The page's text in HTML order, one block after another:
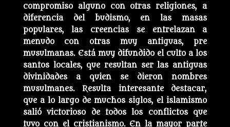
compromiso alguno con otras religiones, a
diferencia del budismo, en las masas
populares, las creencias se entrelazan a
menudo con otras muy antiguas, pre
musulmanas. Está muy difundido el culto a los
santos locales, que resultan ser las antiguas
divinidades a quien se dieron nombres
musulmanes. Resulta interesante destacar,
que a lo largo de muchos siglos, el islamismo
salió victorioso de todos los conflictos que
tuvo con el cristianismo. En la mayor parte